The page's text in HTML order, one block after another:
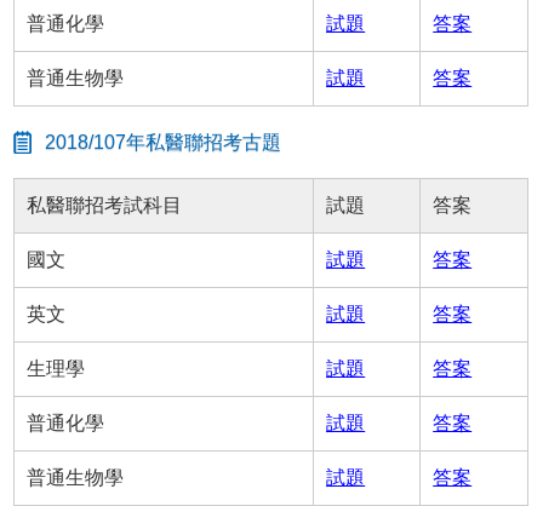
普通化學 試題 答案
普通生物學 試題 答案
2018/107年私醫聯招考古題
私醫聯招考試科目 試題 答案
國文 試題 答案
英文 試題 答案
生理學 試題 答案
普通化學 試題 答案
普通生物學 試題 答案